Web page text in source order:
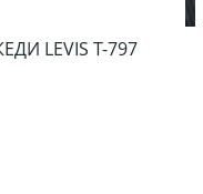
LEVIS Т-797